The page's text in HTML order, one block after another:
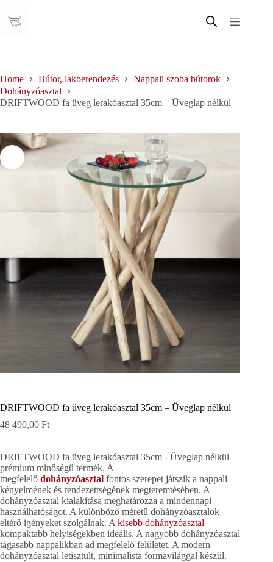
content
Home Bútor, lakberendezés
Nappali szoba bútorok
Dohányzóasztal
DRIFTWOOD fa üveg lerakóasztal 35cm – Üveglap nélkül
DRIFTWOOD fa üveg lerakóasztal 35cm – Üveglap nélkül
48 490,00 Ft
DRIFTWOOD fa üveg lerakóasztal 35cm - Üveglap nélkül
prémium minőségű termék. A
megfelelő dohányzóasztal fontos szerepet játszik a nappali
kényelmének és rendezettségének megteremtésében. A
dohányzóasztal kialakítása meghatározza a mindennapi
használhatóságot. A különböző méretű dohányzóasztalok
eltérő igényeket szolgálnak. A kisebb dohányzóasztal
kompaktabb helyiségekben ideális. A nagyobb dohányzóasztal
tágasabb nappalikban ad megfelelő felületet. A modern
dohányzóasztal letisztult, minimalista formavilággal készül.